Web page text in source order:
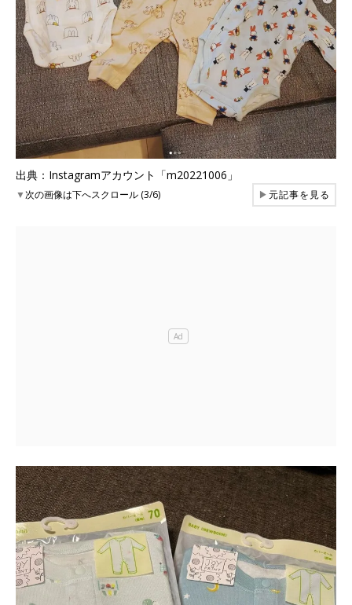
出典：Instagramアカウント「m20221006」
▼次の画像は下へスクロール (3/6) ▶元記事を見る